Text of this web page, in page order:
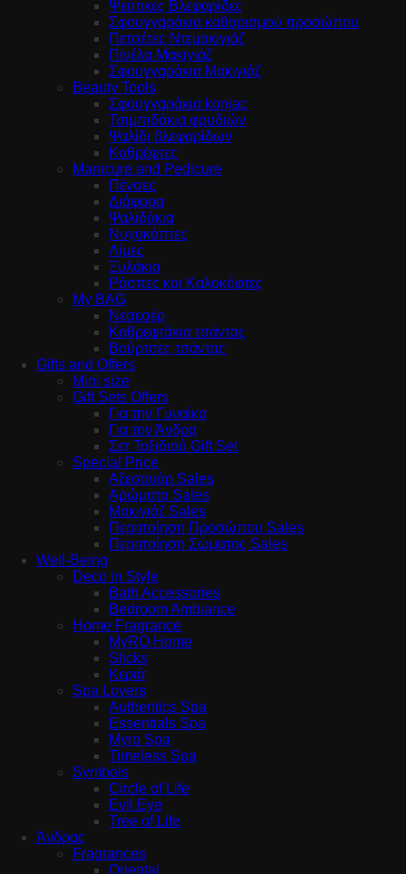
Ψεύτικες Βλεφαρίδες
Σφουγγαράκια καθαρισμού προσώπου
Πετσέτες Ντεμακιγιάζ
Πινέλα Μακιγιάζ
Σφουγγαράκια Μακιγιάζ
Beauty Tools
Σφουγγαράκια konjac
Τσιμπιδάκια φρυδιών
Ψαλίδι βλεφαρίδων
Καθρέφτες
Manicure and Pedicure
Πένσες
Διάφορα
Ψαλιδάκια
Νυχοκόπτες
Λίμες
Ξυλάκια
Ράσπες και Καλοκόφτες
My BAG
Νεσεσέρ
Καθρεφτάκια τσάντας
Βούρτσες τσάντας
Gifts and Offers
Mini size
Gift Sets Offers
Για την Γυναίκα
Για τον Άνδρα
Σετ Ταξιδιού Gift Set
Special Price
Αξεσουάρ Sales
Αρώματα Sales
Μακιγιάζ Sales
Περιποίηση Προσώπου Sales
Περιποίηση Σώματος Sales
Well-Being
Deco in Style
Bath Accessories
Bedroom Ambiance
Home Fragrance
MyRO Home
Sticks
Κεριά
Spa Lovers
Authentics Spa
Essentials Spa
Myro Spa
Timeless Spa
Symbols
Circle of Life
Evil Eye
Tree of Life
Άνδρας
Fragrances
Oriental